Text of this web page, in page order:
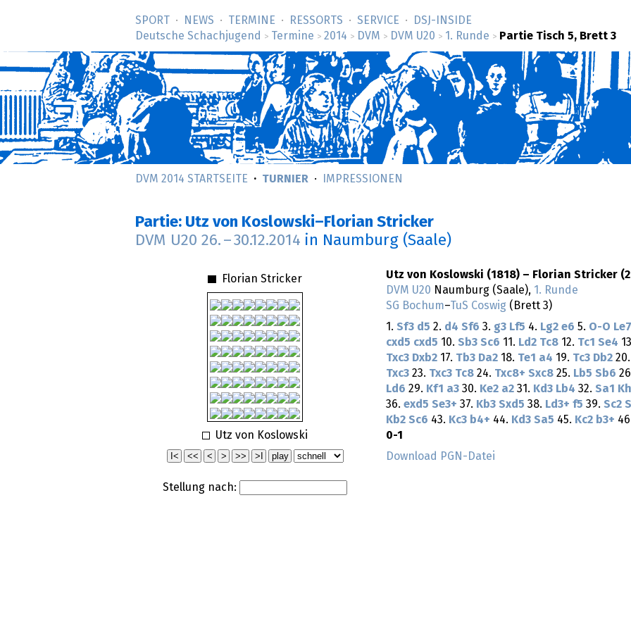
SPORT NEWS TERMINE RESSORTS SERVICE
DSJ-­INSIDE
Deutsche Schachjugend
> Termine > 2014 > DVM > DVM U20 > 1. Runde > Partie Tisch 5, Brett 3
DVM 2014 STARTSEITE TURNIER IMPRESSIONEN
Partie: Utz von Koslowski–Florian Stricker
DVM U20 26. –30.12.2014 in Naumburg (Saale)
Florian Stricker
Utz von Koslowski
Stellung nach:
Utz von Koslowski (1818) – Florian Stricker
DVM U20 Naumburg (Saale), 1. Runde
SG Bochum–TuS Coswig (Brett 3)
1. Sf3 d5 2. d4 Sf6 3. g3 Lf5 4. Lg2 e6 5. O-O Le7
cxd5 cxd5 10. Sb3 Sc6 11. Ld2 Tc8 12. Tc1 Se4
Txc3 Dxb2 17. Tb3 Da2 18. Te1 a4 19. Tc3 Db2
Txc3 23. Txc3 Tc8 24. Txc8+ Sxc8 25. Lb5 Sb6
Ld6 29. Kf1 a3 30. Ke2 a2 31. Kd3 Lb4 32. Sa1
36. exd5 Se3+ 37. Kb3 Sxd5 38. Ld3+ f5 39. Sc2
Kb2 Sc6 43. Kc3 b4+ 44. Kd3 Sa5 45. Kc2 b3+
0-1
Download PGN-Datei